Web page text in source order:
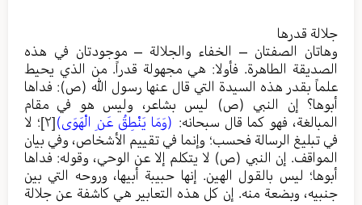
جلالة قدرها
وهاتان الصفتان – الخفاء والجلالة – موجودتان في هذه
الصديقة الطاهرة. فأولا: هي مجهولة قدراً. من الذي يحيط
علماً بقدر هذه السيدة التي قال عنها رسول الله (ص): فداها
أبوها؟ إن النبي (ص) ليس بشاعر، وليس هو في مقام
المبالغة، فهو كما قال سبحانه: (وَمَا يَنْطِقُ عَنِ الْهَوَى)[٢]
؛ لا
في تبليغ الرسالة فحسب؛ وإنما في تقييم الأشخاص، وفي بيان
المواقف. إن النبي (ص) لا يتكلم إلا عن الوحي، وقوله: فداها
أبوها؛ ليس بالقول الهين. إنها حبيبة أبيها، وروحه التي بين
جنبيه، وبضعة منه. إن كل هذه التعابير هي كاشفة عن جلالة